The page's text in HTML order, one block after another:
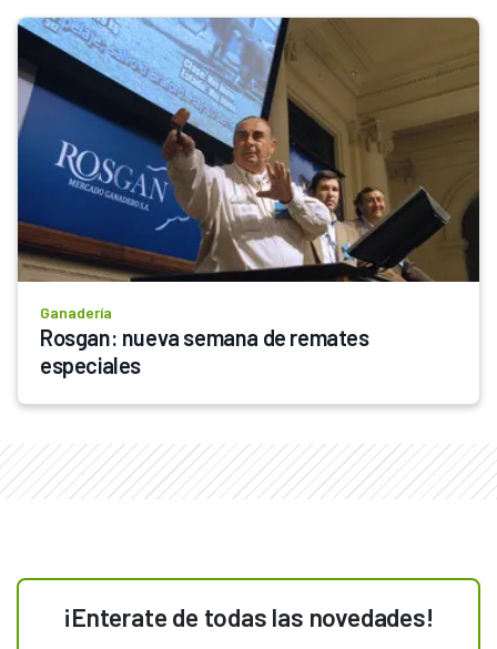
Ganadería
Rosgan: nueva semana de remates
especiales
¡Enterate de todas las novedades!